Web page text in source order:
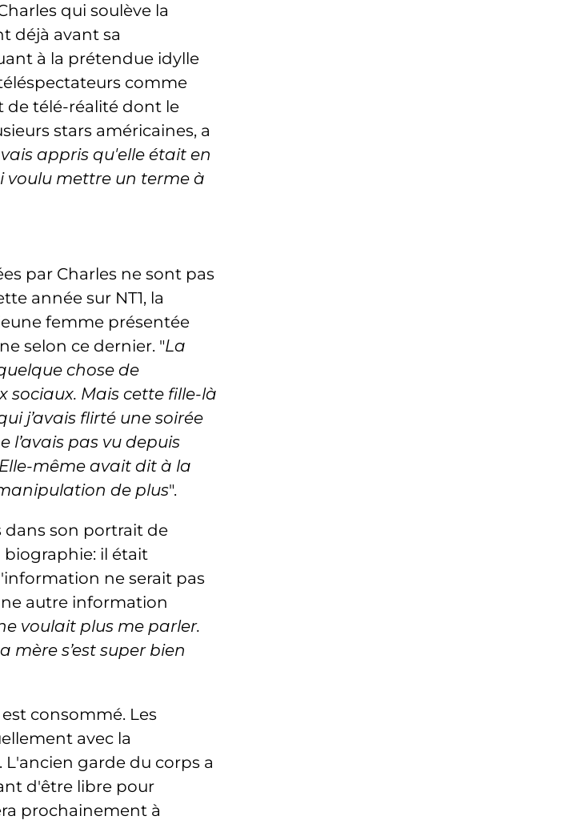
qui soulève la
déjà avant sa
à la prétendue idylle
comme
de télé-réalité dont le
stars américaines, a
appris qu'elle était en
voulu mettre un terme à
par Charles ne sont pas
année sur NT1, la
femme présentée
selon ce dernier. "La
chose de
sociaux. Mais cette fille-là
j’avais flirté une soirée
l’avais pas vu depuis
même avait dit à la
de plus".
dans son portrait de
biographie: il était
ne serait pas
autre information
voulait plus me parler.
mère s’est super bien
consommé. Les
avec la
garde du corps a
d'être libre pour
prochainement à